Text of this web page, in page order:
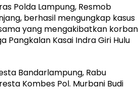
Polda Lampung, Resmob
berhasil mengungkap kasus
yang mengakibatkan korban
Pangkalan Kasai Indra Giri Hulu
Bandarlampung, Rabu
Kombes Pol. Murbani Budi